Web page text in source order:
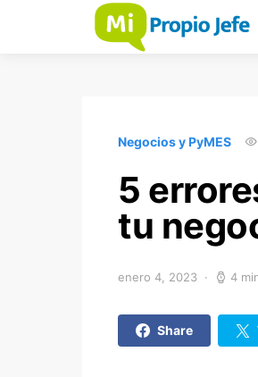
Negocios y PyMES
5
tu
enero 4, 2023 4
Share